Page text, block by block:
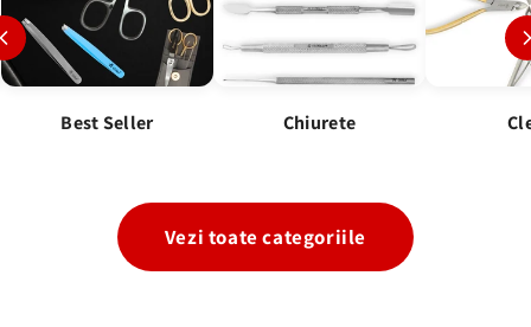
Best Seller Chiurete
Vezi toate categoriile